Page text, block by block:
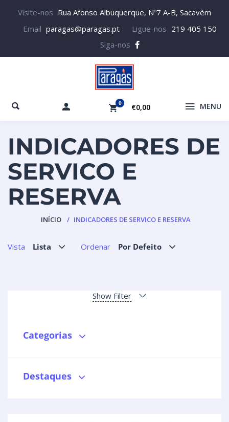
Visite-nos Rua Afonso Albuquerque, Nº7 A-B, Sacavém
Email paragas@paragas.pt Ligue-nos 219 405 150
Siga-nos
0 €0,00 MENU
INDICADORES DE
SERVICO E
RESERVA
INÍCIO INDICADORES DE SERVICO E RESERVA
Vista Lista Ordenar Por Defeito
Show Filter
Categorias
Destaques